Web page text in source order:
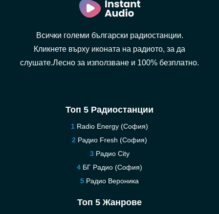
Всички големи български радиостанции.
Кликнете върху иконата на радиото, за да
слушате.Лесно за използване и 100% безплатно.
Топ 5 Радиостанции
Radio Energy (София)
Радио Fresh (София)
Pадио City
БГ Радио (София)
Радио Вероника
Топ 5 Жанрове